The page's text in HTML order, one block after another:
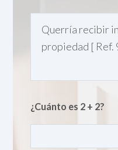
¿Cuánto es 2 + 2?